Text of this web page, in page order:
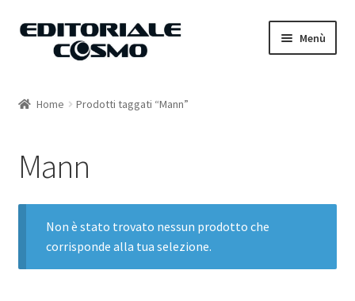
Vai
Vai
Menù
Carrello
Il mio account
Home Prodotti taggati “Mann”
Mann
Non è stato trovato nessun prodotto che
corrisponde alla tua selezione.